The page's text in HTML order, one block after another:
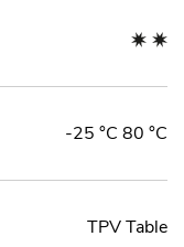
-25 °C 80 °C
TPV Table